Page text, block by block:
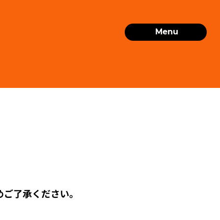
Menu
了承ください。